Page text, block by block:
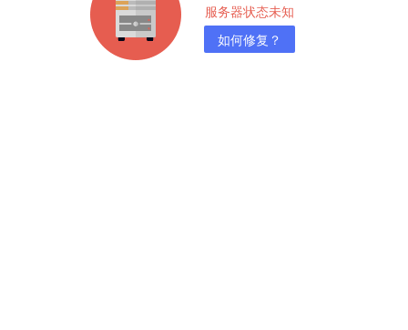
服务器状态未知
如何修复？